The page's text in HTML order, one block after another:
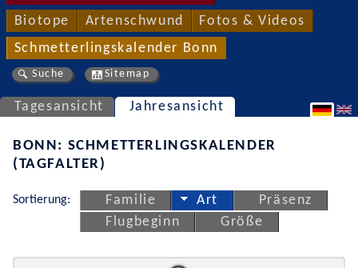
Biotope Artenschwund Fotos & Videos
Schmetterlingskalender Bonn
Suche Sitemap
Tagesansicht Jahresansicht
BONN: SCHMETTERLINGSKALENDER
(TAGFALTER)
Sortierung: Familie Art
Präsenz
Flugbeginn
Größe